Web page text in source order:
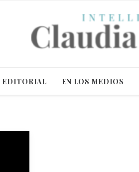
EDITORIAL EN LOS MEDIOS